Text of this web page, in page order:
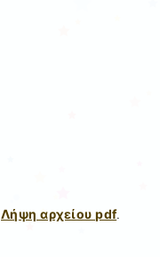
Λήψη αρχείου pdf.